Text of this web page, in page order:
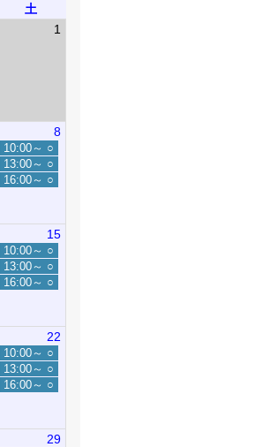
土
1
8
10:00～ ○
13:00～ ○
16:00～ ○
15
10:00～ ○
13:00～ ○
16:00～ ○
22
10:00～ ○
13:00～ ○
16:00～ ○
29